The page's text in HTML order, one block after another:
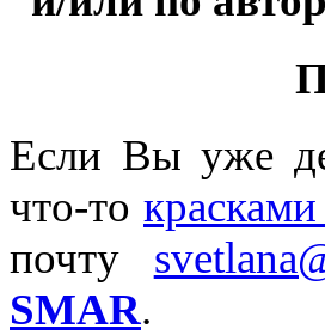
Если Вы уже
что-то
почту
SMAR.